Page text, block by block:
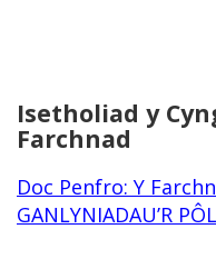
Isetholiad y
Farchnad
Doc Penfro: Y
GANLYNIADAU’R PÔL